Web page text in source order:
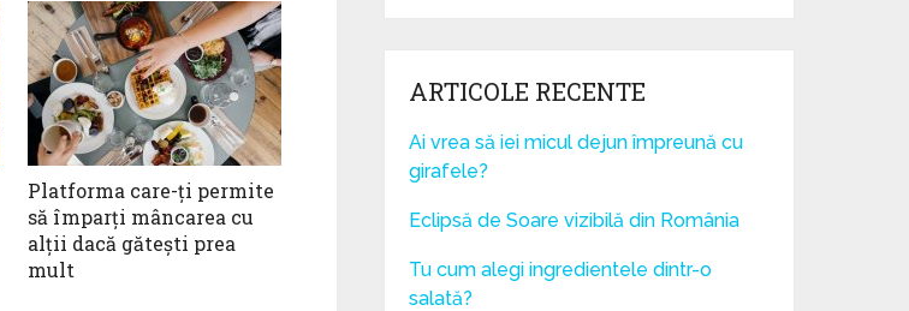
Platforma care-ți permite
să împarți mâncarea cu
alții dacă gătești prea
mult
ARTICOLE RECENTE
Ai vrea să iei micul dejun împreună cu
girafele?
Eclipsă de Soare vizibilă din România
Tu cum alegi ingredientele dintr-o
salată?